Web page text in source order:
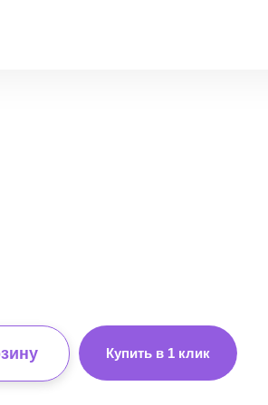
Купить в 1 клик